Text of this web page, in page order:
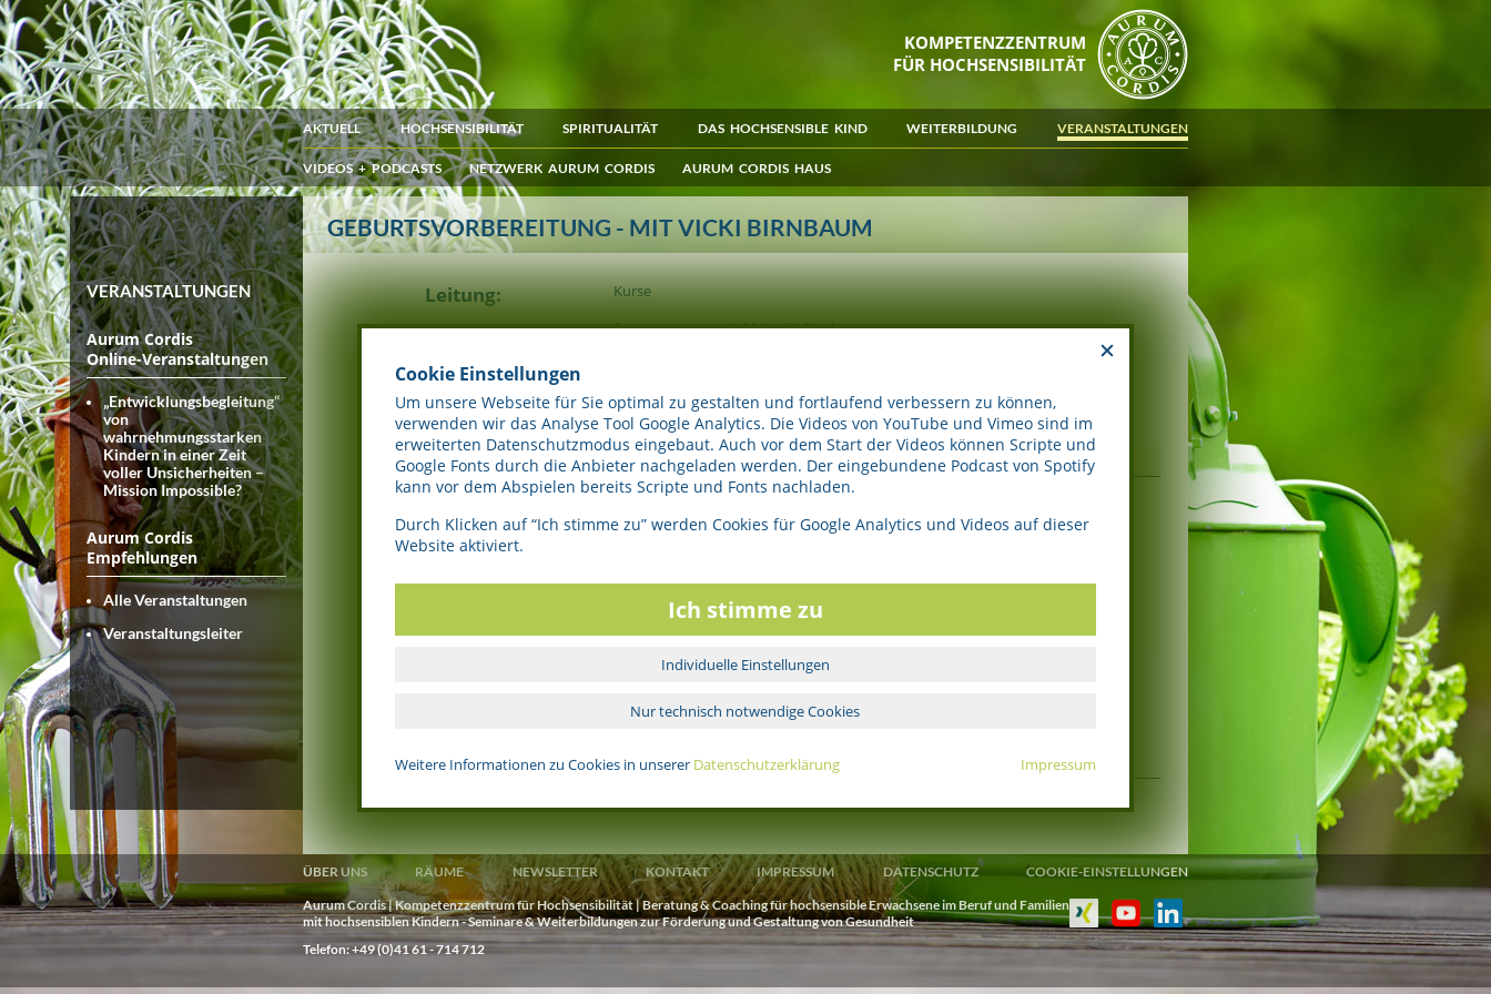
KOMPETENZZENTRUM
FÜR HOCHSENSIBILITÄT
AKTUELL HOCHSENSIBILITÄT SPIRITUALITÄT DAS HOCHSENSIBLE KIND WEITERBILDUNG VERANSTALTUNGEN
VIDEOS + PODCASTS NETZWERK AURUM CORDIS AURUM CORDIS HAUS
VERANSTALTUNGEN
Aurum Cordis
Online-Veranstaltungen
„Entwicklungsbegleitung“
von
wahrnehmungsstarken
Kindern in einer Zeit
voller Unsicherheiten –
Mission Impossible?
Aurum Cordis
Empfehlungen
Alle Veranstaltungen
Veranstaltungsleiter
GEBURTSVORBEREITUNG - MIT VICKI BIRNBAUM
Leitung:
Kurse
Donnerstag von 18:00 bis 20:00 Uhr
Tel. 04141 - 93 89 31
www.hebamme-vicki-birnbaum.de
DETAILS
Ort
Aurum Cordis
Seminaraum 2 (Souterrain)
Stader Straße 32
Leiter/in Vicki Birnbaum
WEITERE VERANSTALTUNGEN
ÜBER UNS RÄUME NEWSLETTER KONTAKT IMPRESSUM DATENSCHUTZ
COOKIE-EINSTELLUNGEN
Aurum Cordis | Kompetenzzentrum für Hochsensibilität | Beratung & Coaching für hochsensible Erwachsene im Beruf und Familien
mit hochsensiblen Kindern - Seminare & Weiterbildungen zur Förderung und Gestaltung von Gesundheit
Telefon: +49 (0)41 61 - 714 712
Cookie Einstellungen
Um unsere Webseite für Sie optimal zu gestalten und fortlaufend verbessern zu können,
verwenden wir das Analyse Tool Google Analytics. Die Videos von YouTube und Vimeo sind im
erweiterten Datenschutzmodus eingebaut. Auch vor dem Start der Videos können Scripte und
Google Fonts durch die Anbieter nachgeladen werden. Der eingebundene Podcast von Spotify
kann vor dem Abspielen bereits Scripte und Fonts nachladen.
Durch Klicken auf “Ich stimme zu” werden Cookies für Google Analytics und Videos auf dieser
Website aktiviert.
Ich stimme zu
Individuelle Einstellungen
Nur technisch notwendige Cookies
Weitere Informationen zu Cookies in unserer Datenschutzerklärung Impressum